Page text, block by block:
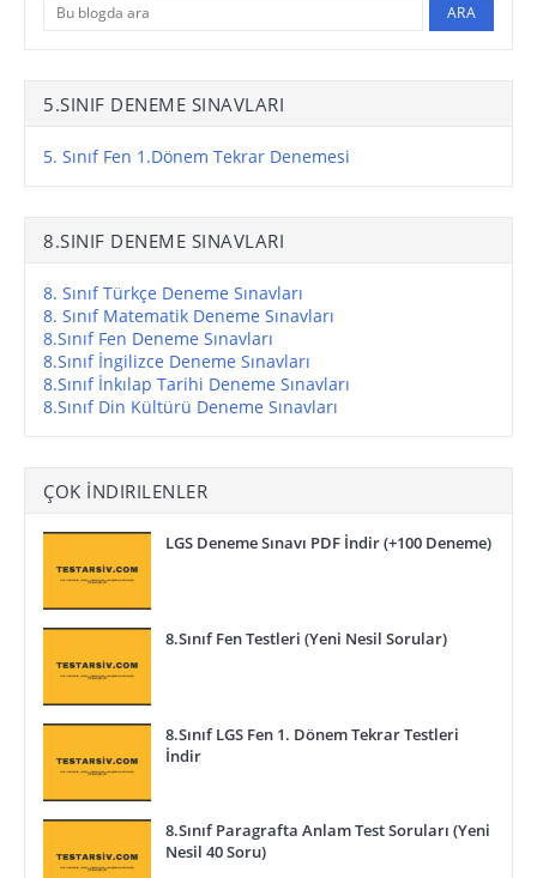
5.SINIF DENEME SINAVLARI
5. Sınıf Fen 1.Dönem Tekrar Denemesi
8.SINIF DENEME SINAVLARI
8. Sınıf Türkçe Deneme Sınavları
8. Sınıf Matematik Deneme Sınavları
8.Sınıf Fen Deneme Sınavları
8.Sınıf İngilizce Deneme Sınavları
8.Sınıf İnkılap Tarihi Deneme Sınavları
8.Sınıf Din Kültürü Deneme Sınavları
ÇOK İNDIRILENLER
LGS Deneme Sınavı PDF İndir (+100 Deneme)
8.Sınıf Fen Testleri (Yeni Nesil Sorular)
8.Sınıf LGS Fen 1. Dönem Tekrar Testleri
İndir
8.Sınıf Paragrafta Anlam Test Soruları (Yeni
Nesil 40 Soru)